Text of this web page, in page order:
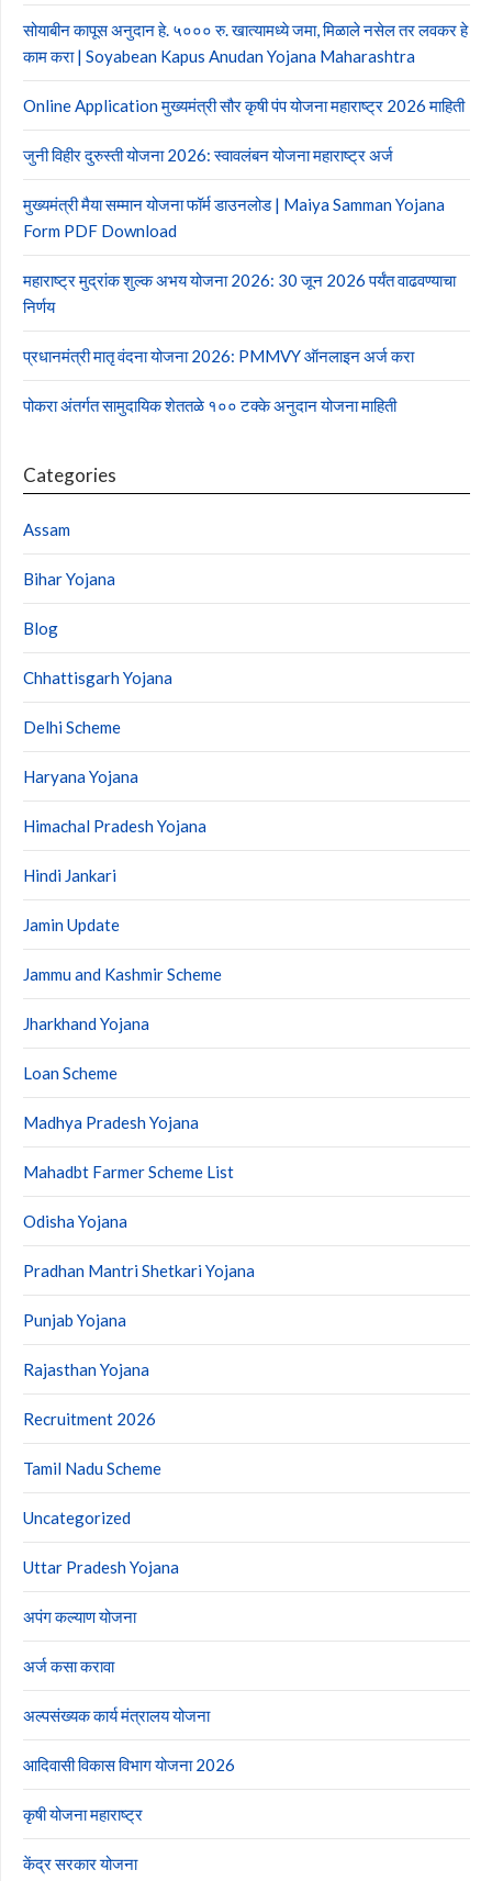
सोयाबीन कापूस अनुदान हे. ५००० रु. खात्यामध्ये जमा, मिळाले नसेल तर लवकर हे
काम करा | Soyabean Kapus Anudan Yojana Maharashtra
Online Application मुख्यमंत्री सौर कृषी पंप योजना महाराष्ट्र 2026 माहिती
जुनी विहीर दुरुस्ती योजना 2026: स्वावलंबन योजना महाराष्ट्र अर्ज
मुख्यमंत्री मैया सम्मान योजना फॉर्म डाउनलोड | Maiya Samman Yojana
Form PDF Download
महाराष्ट्र मुद्रांक शुल्क अभय योजना 2026: 30 जून 2026 पर्यंत वाढवण्याचा
निर्णय
प्रधानमंत्री मातृ वंदना योजना 2026: PMMVY ऑनलाइन अर्ज करा
पोकरा अंतर्गत सामुदायिक शेततळे १०० टक्के अनुदान योजना माहिती
Categories
Assam
Bihar Yojana
Blog
Chhattisgarh Yojana
Delhi Scheme
Haryana Yojana
Himachal Pradesh Yojana
Hindi Jankari
Jamin Update
Jammu and Kashmir Scheme
Jharkhand Yojana
Loan Scheme
Madhya Pradesh Yojana
Mahadbt Farmer Scheme List
Odisha Yojana
Pradhan Mantri Shetkari Yojana
Punjab Yojana
Rajasthan Yojana
Recruitment 2026
Tamil Nadu Scheme
Uncategorized
Uttar Pradesh Yojana
अपंग कल्याण योजना
अर्ज कसा करावा
अल्पसंख्यक कार्य मंत्रालय योजना
आदिवासी विकास विभाग योजना 2026
कृषी योजना महाराष्ट्र
केंद्र सरकार योजना